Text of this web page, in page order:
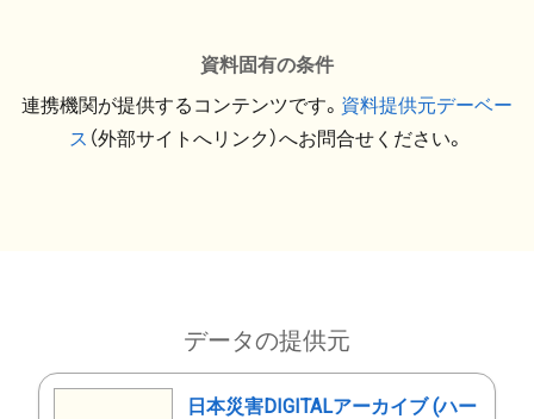
資料固有の条件
連携機関が提供するコンテンツです。 資料提供元デーベー
ス （外部サイトへリンク）へお問合せください。
データの提供元
日本災害DIGITALアーカイブ (ハー